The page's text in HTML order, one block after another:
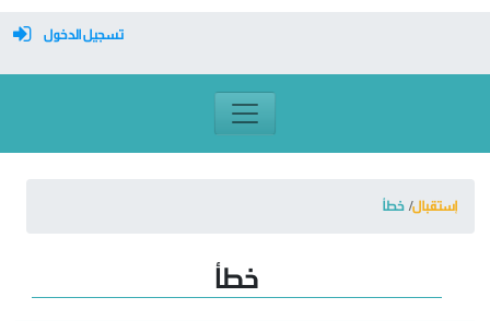
تسجيل الدخول
معرف تسجيل الدخول
إستقبال خطأ
خطأ